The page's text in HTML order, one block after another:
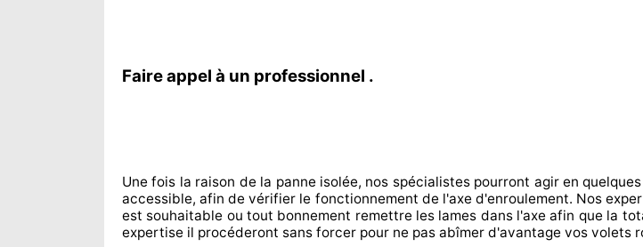
Faire appel à un professionnel .
Une fois la raison de la panne isolée, nos spécialistes pourront agiren
accessible, afin de vérifier le fonctionnement de l'axe d'enroulement. Nos
est souhaitable ou tout bonnement remettreles lames dans l'axe afin que la
expertise il procéderont sans forcer pour ne pas abîmer d'avantage vos volets